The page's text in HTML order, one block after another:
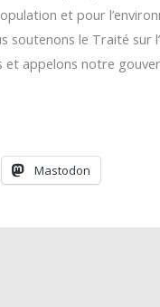
et pour
soutenons le Traité sur
et appelons notre
Mastodon